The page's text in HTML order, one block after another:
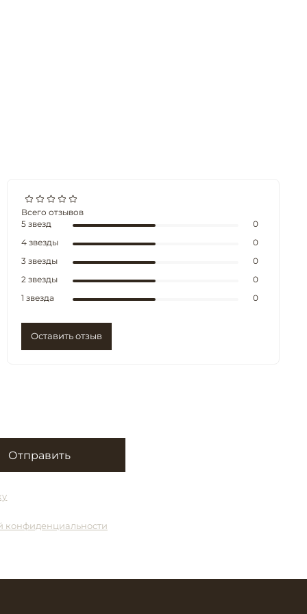
Всего отзывов
5 звезд
0
4 звезды
0
3 звезды
0
2 звезды
0
1 звезда
0
Оставить отзыв
Отправить
конфиденциальности